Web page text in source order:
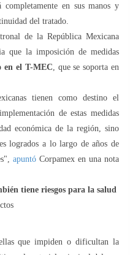
completamente en sus manos y
del tratado.
de la República Mexicana
que la imposición de medidas
en el T-MEC , que se soporta en
tienen como destino el
de estas medidas
económica de la región, sino
logrados a lo largo de años de
apuntó Corpamex en una nota
tiene riesgos para la salud
que impiden o dificultan la